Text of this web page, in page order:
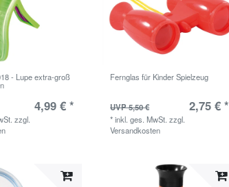
- Lupe extra-groß
4,99 € *
zzgl.
Fernglas für Kinder Spielzeug
UVP 5,50 € 2,75 € *
*inkl. ges. MwSt. zzgl.
Versandkosten